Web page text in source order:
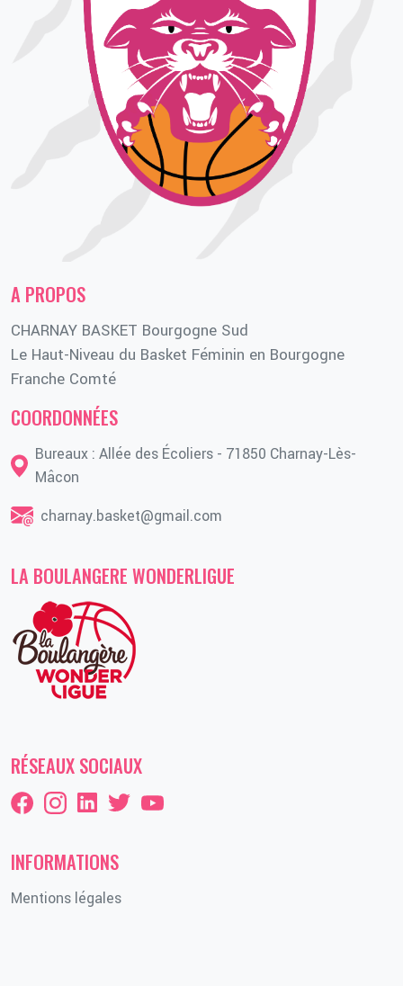
A PROPOS
CHARNAY BASKET Bourgogne Sud
Le Haut-Niveau du Basket Féminin en Bourgogne
Franche Comté
COORDONNÉES
Bureaux : Allée des Écoliers - 71850 Charnay-Lès-
Mâcon
charnay.basket@gmail.com
LA BOULANGERE WONDERLIGUE
RÉSEAUX SOCIAUX
INFORMATIONS
Mentions légales